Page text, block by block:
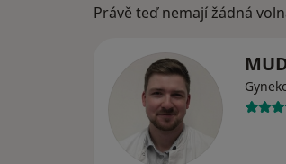
Právě teď nemají žádná